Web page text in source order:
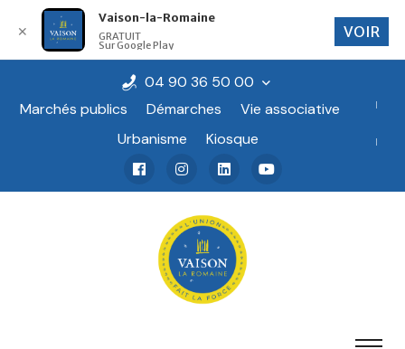
04 90 36 50 00
Marchés publics
Démarches
Vie associative
Urbanisme
Kiosque
✕
Vaison-la-Romaine
GRATUIT
Sur Google Play
VOIR